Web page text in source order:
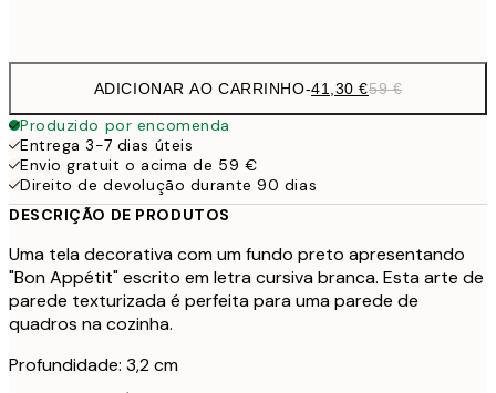
ADICIONAR AO CARRINHO-41,30 €59 €
Produzido por encomenda
Entrega 3-7 dias úteis
Envio gratuit o acima de 59 €
Direito de devolução durante 90 dias
DESCRIÇÃO DE PRODUTOS
Uma tela decorativa com um fundo preto apresentando
"Bon Appétit" escrito em letra cursiva branca. Esta arte de
parede texturizada é perfeita para uma parede de
quadros na cozinha.
Profundidade: 3,2 cm